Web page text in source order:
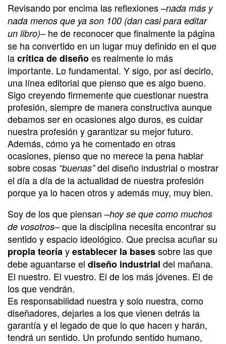
Revisando por encima las reflexiones –nada más y
nada menos que ya son 100 (dan casi para editar
un libro)– he de reconocer que finalmente la página
se ha convertido en un lugar muy definido en el que
lacrítica de diseñoes realmente lo más
importante. Lo fundamental. Y sigo, por así decirlo,
una línea editorial que pienso que es algo bueno.
Sigo creyendo firmemente que cuestionar nuestra
profesión, siempre de manera constructiva aunque
debamos ser en ocasiones algo duros, es cuidar
nuestra profesión y garantizar su mejor futuro.
Además, cómo ya he comentado en otras
ocasiones, pienso que no merece la pena hablar
sobre cosas “buenas”del diseño industrial o mostrar
el día a día de la actualidad de nuestra profesión
porque ya lo hacen otros y además muy, muy bien.
Soy de los que piensan –hoy se que como muchos
de vosotros– que la disciplina necesita encontrar su
sentido y espacio ideológico. Que precisa acuñar su
propia teoríayestablecer la basessobre las que
debe aguantarse el diseño industrial del mañana.
El nuestro. El vuestro. El de los más jóvenes. El de
los que vendrán.
Es responsabilidad nuestra y solo nuestra, como
diseñadores, dejarles a los que vienen detrás la
garantía y el legado de que lo que hacen y harán,
tendrá un sentido. Un profundo sentido humano,